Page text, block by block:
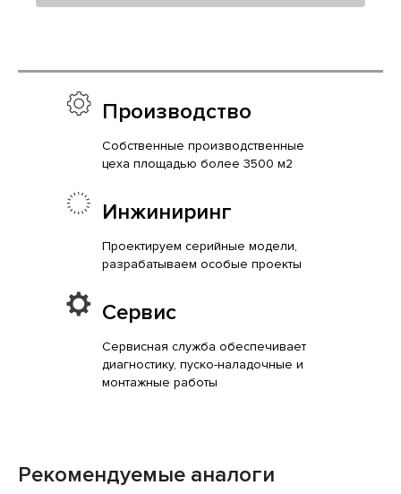
Производство
Собственные производственные
цеха площадью более 3500 м2
Инжиниринг
Проектируем серийные модели,
разрабатываем особые проекты
Сервис
Сервисная служба обеспечивает
диагностику, пуско-наладочные и
монтажные работы
Рекомендуемые аналоги